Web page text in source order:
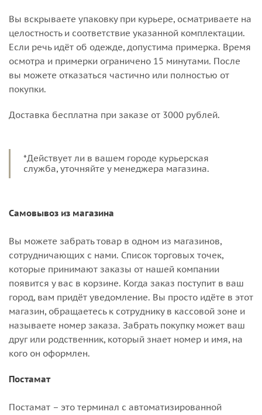
Вы вскрываете упаковку при курьере, осматриваете на
целостность и соответствие указанной комплектации.
Если речь идёт об одежде, допустима примерка. Время
осмотра и примерки ограничено 15 минутами. После
вы можете отказаться частично или полностью от
покупки.
Доставка бесплатна при заказе от 3000 рублей.
*Действует ли в вашем городе курьерская
служба, уточняйте у менеджера магазина.
Самовывоз из магазина
Вы можете забрать товар в одном из магазинов,
сотрудничающих с нами. Список торговых точек,
которые принимают заказы от нашей компании
появится у вас в корзине. Когда заказ поступит в ваш
город, вам придёт уведомление. Вы просто идёте в этот
магазин, обращаетесь к сотруднику в кассовой зоне и
называете номер заказа. Забрать покупку может ваш
друг или родственник, который знает номер и имя, на
кого он оформлен.
Постамат
Постамат – это терминал с автоматизированной